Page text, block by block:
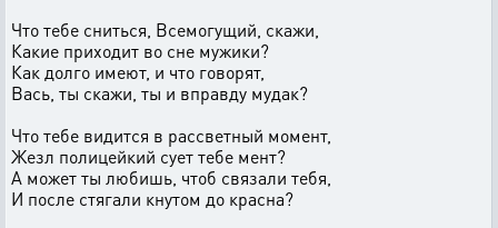
Что тебе сниться, Всемогущий, скажи,
Какие приходит во сне мужики?
Как долго имеют, и что говорят,
Вась, ты скажи, ты и вправду мудак?
Что тебе видится в рассветный момент,
Жезл полицейкий сует тебе мент?
А может ты любишь, чтоб связали тебя,
И после стягали кнутом до красна?